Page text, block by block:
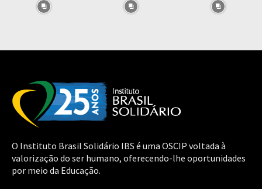
O Instituto Brasil Solidário IBS é uma OSCIP voltada à
valorização do ser humano, oferecendo-lhe oportunidades
por meio da Educação.